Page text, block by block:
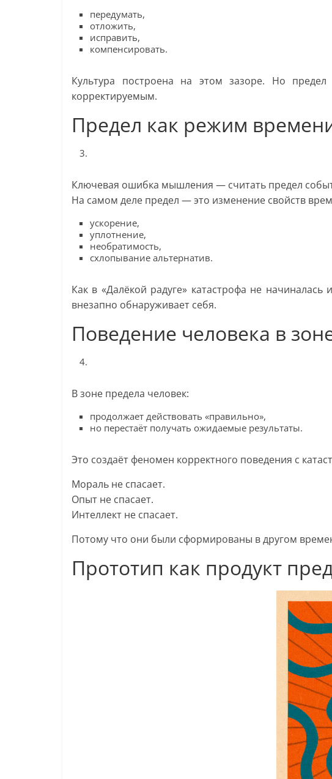
передумать,
отложить,
исправить,
компенсировать.
Культура построена на этом зазоре. Но
корректируемым.
Предел как режим
Ключевая ошибка мышления — считать предел
На самом деле предел — это изменение свойств
ускорение,
уплотнение,
необратимость,
схлопывание альтернатив.
Как в «Далёкой радуге» катастрофа не
внезапно обнаруживает себя.
Поведение человека в
В зоне предела человек:
продолжает действовать «правильно»,
но перестаёт получать ожидаемые результаты.
Это создаёт феномен корректного поведения с
Мораль не спасает.
Опыт не спасает.
Интеллект не спасает.
Потому что они были сформированы в другом
Прототип как продукт